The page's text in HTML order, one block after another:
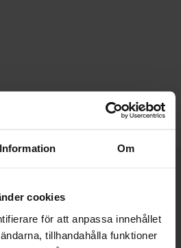
Information Om
cookies
för att anpassa innehållet
tillhandahålla funktioner
FRÅN 999 KR
I KUNDKLUBBEN